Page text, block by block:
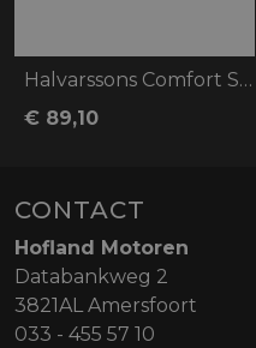
Halvarssons Comfort Sweater
€ 89,10
CONTACT
Hofland Motoren
Databankweg 2
3821AL Amersfoort
033 - 455 57 10